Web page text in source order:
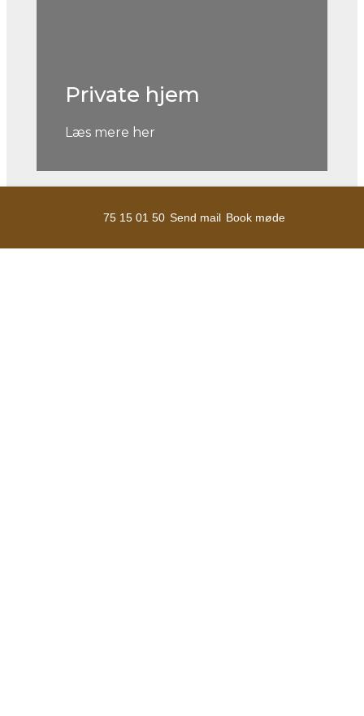
Private hjem
Læs mere her
75 15 01 50 Send mail Book møde